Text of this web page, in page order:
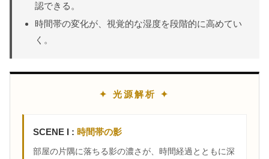
認できる。
時間帯の変化が、視覚的な湿度を段階的に高めてい
く。
✦ 光源解析 ✦
SCENE I : 時間帯の影
部屋の片隅に落ちる影の濃さが、時間経過とともに深